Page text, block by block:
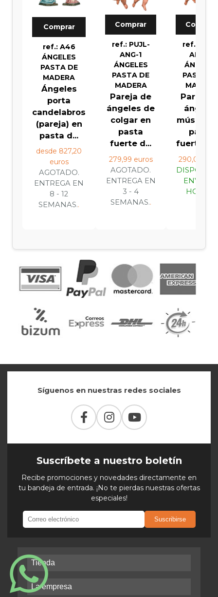
Comprar
ref.: A46
ÁNGELES
PASTA DE
MADERA
Ángeles
porta
candelabros
(pareja) en
pasta d...
desde 827,20
euros
AGOTADO.
ENTREGA EN
8 - 12
SEMANAS..
Comprar
ref.: PUJL-
ANG-1
ÁNGELES
PASTA DE
MADERA
Pareja de
ángeles de
colgar en
pasta
fuerte d...
279,99 euros
AGOTADO.
ENTREGA EN
3 - 4
SEMANAS..
Comprar
ref.:
ANG-4
ÁNGELES
PASTA
MADERA
Pareja
músicos
pasta
fuerte
290,00
ENVIO
HORAS.
Síguenos en nuestras redes sociales
Suscríbete a nuestro boletín
Recibe promociones y novedades directamente en
tu bandeja de entrada. ¡No te pierdas nuestras ofertas
especiales!
Suscribirse
Tienda
La empresa